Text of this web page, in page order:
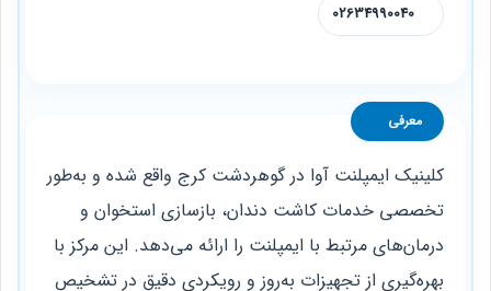
02634990040
معرفی
کلینیک ایمپلنت آوا در گوهردشت کرج واقع شده و به‌طور
تخصصی خدمات کاشت دندان، بازسازی استخوان و
درمان‌های مرتبط با ایمپلنت را ارائه می‌دهد. این مرکز با
بهره‌گیری از تجهیزات به‌روز و رویکردی دقیق در تشخیص